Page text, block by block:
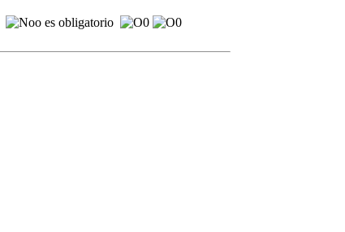
es obligatorio